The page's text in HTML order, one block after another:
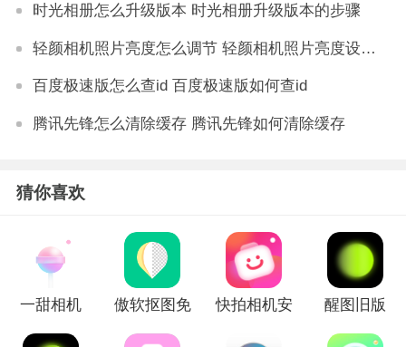
时光相册怎么升级版本 时光相册升级版本的步骤
轻颜相机照片亮度怎么调节 轻颜相机照片亮度设置方法是什么
百度极速版怎么查id 百度极速版如何查id
腾讯先锋怎么清除缓存 腾讯先锋如何清除缓存
猜你喜欢
一甜相机
傲软抠图免
快拍相机安
醒图旧版